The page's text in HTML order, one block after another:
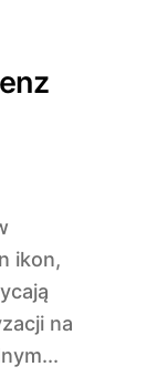
ikon,
na